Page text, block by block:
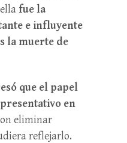
fue la
e influyente
la muerte de
que el papel
en
eliminar
reflejarlo.